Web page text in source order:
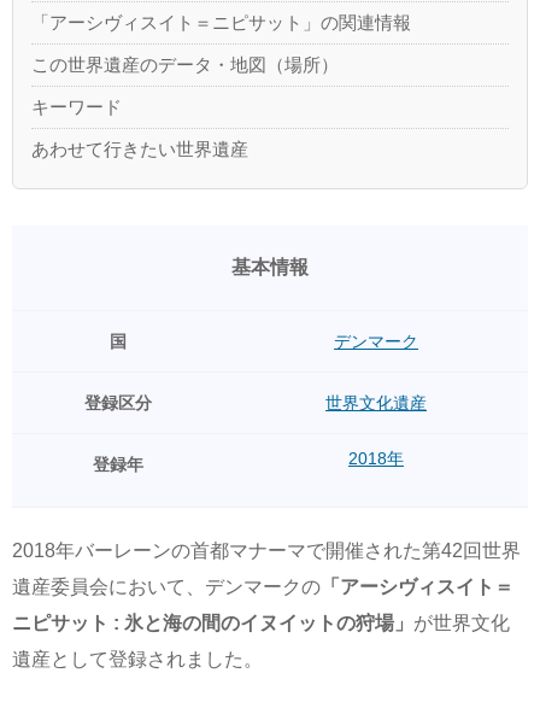
「アーシヴィスイト＝ニピサット」の関連情報
この世界遺産のデータ・地図（場所）
キーワード
あわせて行きたい世界遺産
基本情報
国 デンマーク
登録区分 世界文化遺産
登録年 2018年
2018年バーレーンの首都マナーマで開催された第42回世界
遺産委員会において、デンマークの 「アーシヴィスイト＝
ニピサット : 氷と海の間のイヌイットの狩場」 が世界文化
遺産として登録されました。